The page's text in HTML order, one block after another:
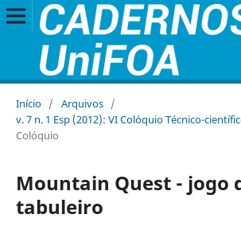
Início / Arquivos /
v. 7 n. 1 Esp (2012): VI Colóquio Técnico-
Colóquio
Mountain Quest - jogo
tabuleiro